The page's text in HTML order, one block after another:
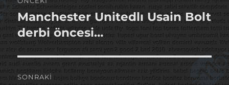
gezinmesi
Önceki
yazı:
Manchester Unitedlı Usain Bolt
derbi öncesi…
SONRAKI